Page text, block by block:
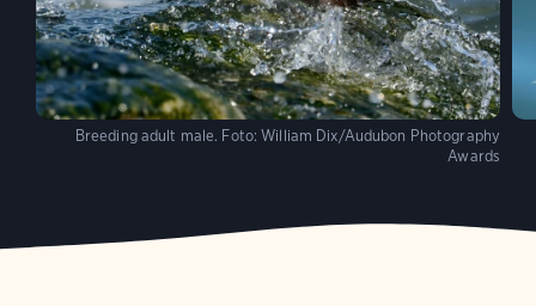
Breeding adult male. Foto: William Dix/Audubon Photography
Awards